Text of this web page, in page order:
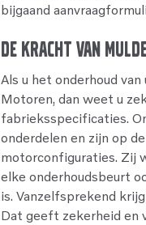
bijgaand
De kracht van
Als u het onderhoud
Motoren, dan weet u
fabrieksspecificaties.
onderdelen en zijn op
motorconfiguraties. Zij
elke onderhoudsbeurt
is. Vanzelfsprekend
Dat geeft zekerheid en